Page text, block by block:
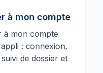
à mon compte
à mon compte
: connexion,
de dossier et